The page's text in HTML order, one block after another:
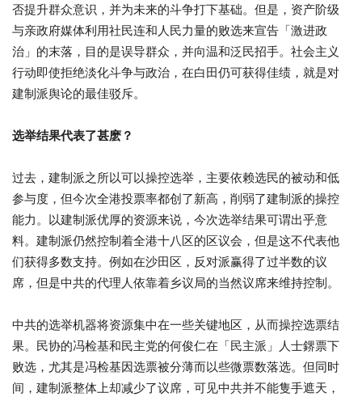
否提升群众意识，并为未来的斗争打下基础。但是，资产阶级
与亲政府媒体利用社民连和人民力量的败选来宣告「激进政
治」的末落，目的是误导群众，并向温和泛民招手。社会主义
行动即使拒绝淡化斗争与政治，在白田仍可获得佳绩，就是对
建制派舆论的最佳驳斥。
选举结果代表了甚麽？
过去，建制派之所以可以操控选举，主要依赖选民的被动和低
参与度，但今次全港投票率都创了新高，削弱了建制派的操控
能力。以建制派优厚的资源来说，今次选举结果可谓出乎意
料。建制派仍然控制着全港十八区的区议会，但是这不代表他
们获得多数支持。例如在沙田区，反对派赢得了过半数的议
席，但是中共的代理人依靠着乡议局的当然议席来维持控制。
中共的选举机器将资源集中在一些关键地区，从而操控选票结
果。民协的冯检基和民主党的何俊仁在「民主派」人士鎅票下
败选，尤其是冯检基因选票被分薄而以些微票数落选。但同时
间，建制派整体上却减少了议席，可见中共并不能隻手遮天，